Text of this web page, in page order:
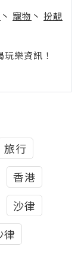
丶 寵物 丶 扮靚
樂資訊！
旅行
香港
沙律
律